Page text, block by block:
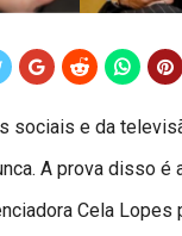
sociais e da
A prova disso é
Cela Lopes